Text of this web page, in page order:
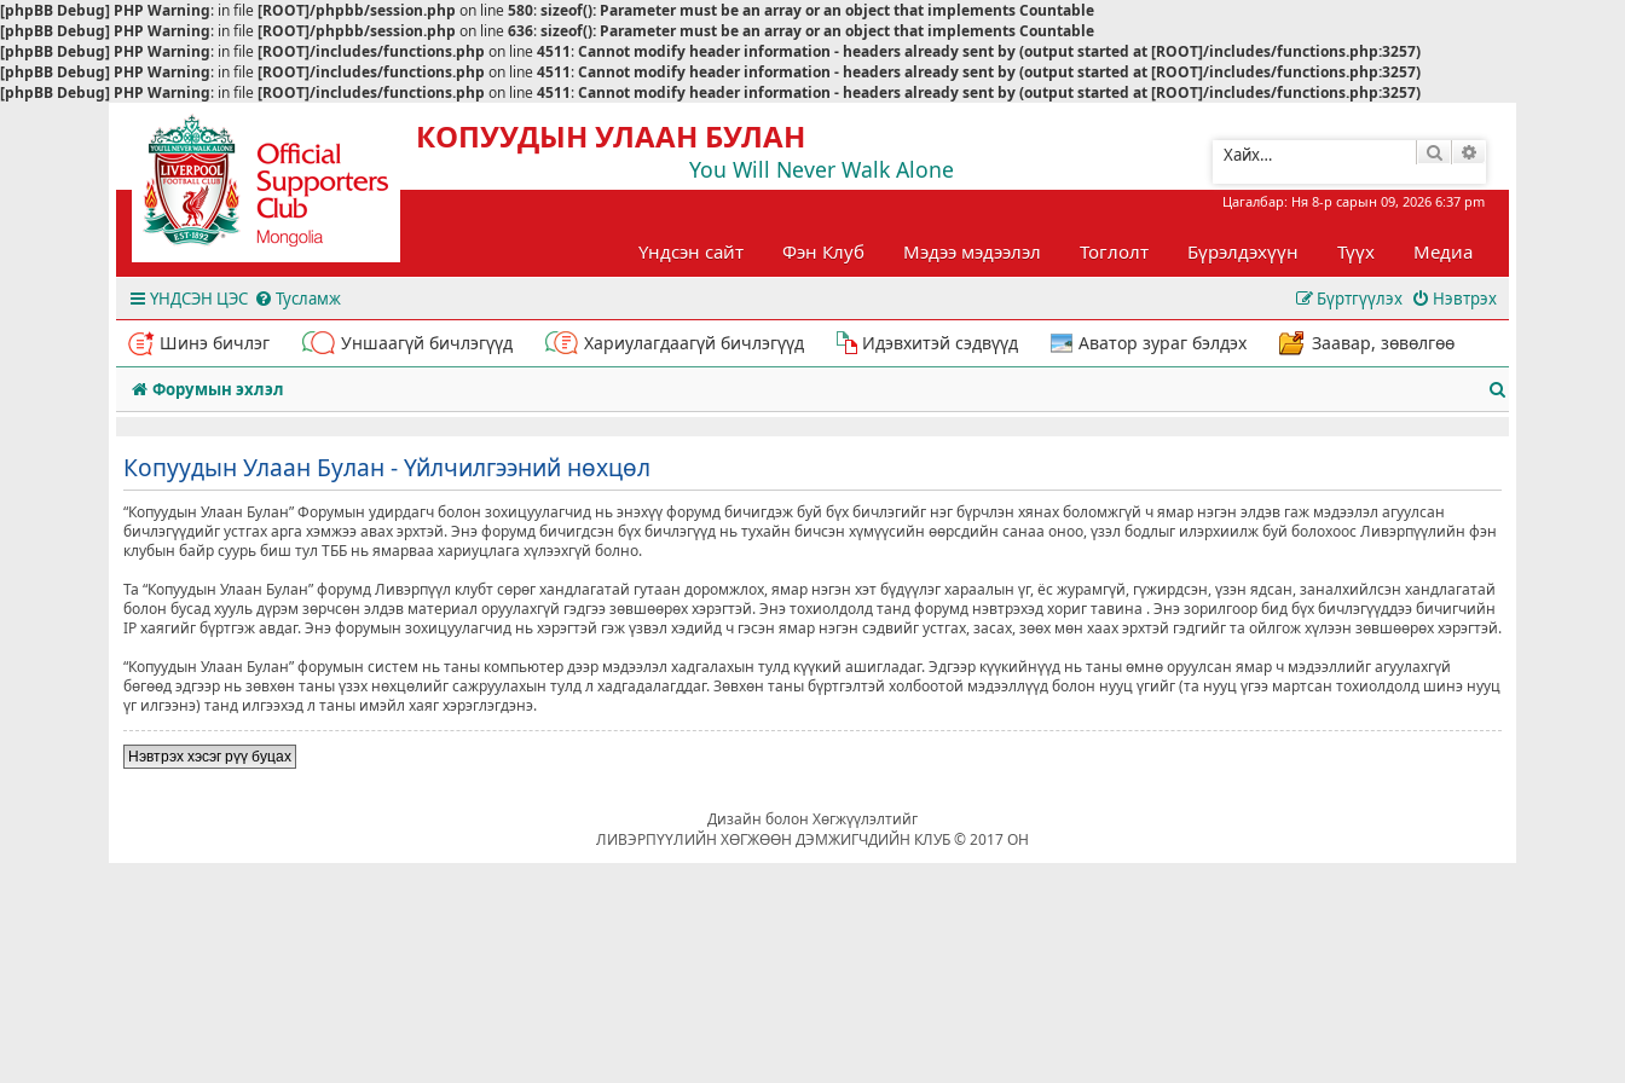
[phpBB Debug] PHP Warning: in file[ROOT]/phpbb/session.php on line580:sizeof(): Parameter must be an array or an object that implements Countable
[phpBB Debug] PHP Warning: in file[ROOT]/phpbb/session.php on line636:sizeof(): Parameter must be an array or an object that implements Countable
[phpBB Debug] PHP Warning: in file[ROOT]/includes/functions.php on line4511:Cannot modify header information - headers already sent by (output started at [ROOT]/includes/functions.php:3257)
[phpBB Debug] PHP Warning: in file[ROOT]/includes/functions.php on line4511:Cannot modify header information - headers already sent by (output started at [ROOT]/includes/functions.php:3257)
[phpBB Debug] PHP Warning: in file[ROOT]/includes/functions.php on line4511:Cannot modify header information - headers already sent by (output started at [ROOT]/includes/functions.php:3257)
КОПУУДЫН УЛААН БУЛАН
You Will Never Walk Alone
Хайлт
Цагалбар: Ня 8-р сарын 09, 2026 6:37 pm
Үндсэн сайт Фэн Клуб Мэдээ мэдээлэл Тоглолт Бүрэлдэхүүн Түүх Медиа
ҮНДСЭН ЦЭС Тусламж Нэвтрэх
Бүртгүүлэх
Шинэ бичлэг Уншаагүй бичлэгүүд Хариулагдаагүй бичлэгүүд Идэвхитэй сэдвүүд Аватор зураг бэлдэх Заавар, зөвөлгөө
Форумын эхлэл
Копуудын Улаан Булан - Үйлчилгээний нөхцөл
“Копуудын Улаан Булан” Форумын удирдагч болон зохицуулагчид нь энэхүү форумд бичигдэж буй бүх бичлэгийг нэг бүрчлэн хянах боломжгүй ч ямар нэгэн элдэв гаж мэдээлэл агуулсан
бичлэгүүдийг устгах арга хэмжээ авах эрхтэй. Энэ форумд бичигдсэн бүх бичлэгүүд нь тухайн бичсэн хүмүүсийн өөрсдийн санаа оноо, үзэл бодлыг илэрхиилж буй болохоос Ливэрпүүлийн фэн
клубын байр суурь биш тул ТББ нь ямарваа хариуцлага хүлээхгүй болно.
Та “Копуудын Улаан Булан” форумд Ливэрпүүл клубт сөрөг хандлагатай гутаан доромжлох, ямар нэгэн хэт бүдүүлэг хараалын үг, ёс журамгүй, гүжирдсэн, үзэн ядсан, заналхийлсэн хандлагатай
болон бусад хууль дүрэм зөрчсөн элдэв материал оруулахгүй гэдгээ зөвшөөрөх хэрэгтэй. Энэ тохиолдолд танд форумд нэвтрэхэд хориг тавина . Энэ зорилгоор бид бүх бичлэгүүддээ бичигчийн
IP хаягийг бүртгэж авдаг. Энэ форумын зохицуулагчид нь хэрэгтэй гэж үзвэл хэдийд ч гэсэн ямар нэгэн сэдвийг устгах, засах, зөөх мөн хаах эрхтэй гэдгийг та ойлгож хүлээн зөвшөөрөх хэрэгтэй.
“Копуудын Улаан Булан” форумын систем нь таны компьютер дээр мэдээлэл хадгалахын тулд күүкий ашигладаг. Эдгээр күүкийнүүд нь таны өмнө оруулсан ямар ч мэдээллийг агуулахгүй
бөгөөд эдгээр нь зөвхөн таны үзэх нөхцөлийг сажруулахын тулд л хадгадалагддаг. Зөвхөн таны бүртгэлтэй холбоотой мэдээллүүд болон нууц үгийг (та нууц үгээ мартсан тохиолдолд шинэ нууц
үг илгээнэ) танд илгээхэд л таны имэйл хаяг хэрэглэгдэнэ.
Нэвтрэх хэсэг рүү буцах
Дизайн болон Хөгжүүлэлтийг
ЛИВЭРПҮҮЛИЙН ХӨГЖӨӨН ДЭМЖИГЧДИЙН КЛУБ © 2017 ОН